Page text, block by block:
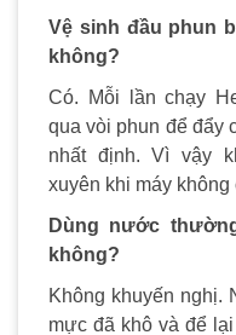
Vệ sinh đầu phun
không?
Có. Mỗi lần chạy
qua vòi phun để đẩy
nhất định. Vì vậy
xuyên khi máy
Dùng nước
không?
Không khuyến
mực đã khô và để